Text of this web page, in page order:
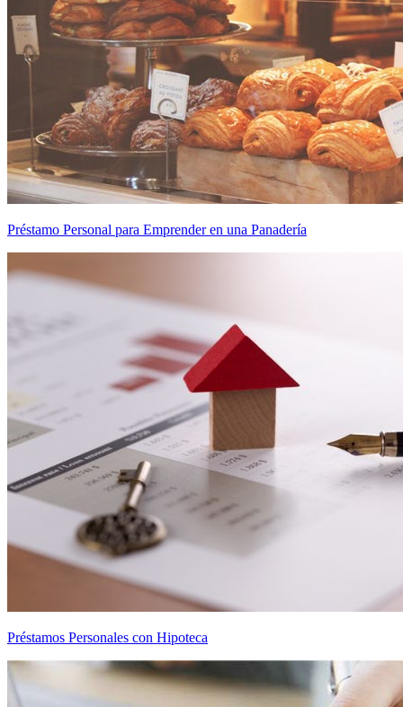
Préstamo Personal para Emprender en una Panadería
Préstamos Personales con Hipoteca